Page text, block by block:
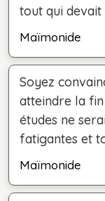
tout qui devait
Maïmonide
Soyez
atteindre la
études ne
fatigantes et
Maïmonide